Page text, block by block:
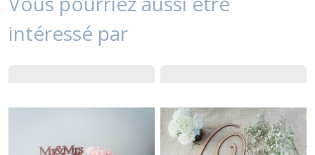
intéressé par